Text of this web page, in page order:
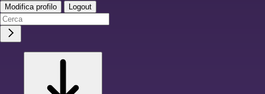
Modifica profilo Logout